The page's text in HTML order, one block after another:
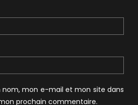
nom, mon e-mail et mon site dans
prochain commentaire.